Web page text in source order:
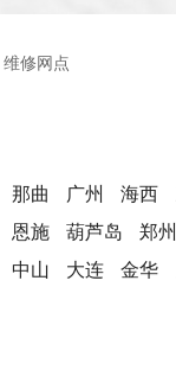
维修网点
那曲 广州 海西
恩施 葫芦岛 郑州
中山 大连 金华